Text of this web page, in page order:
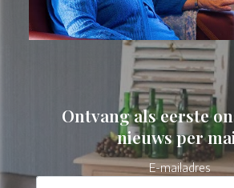
Ontvang als eerste
nieuws per
E-mailadres